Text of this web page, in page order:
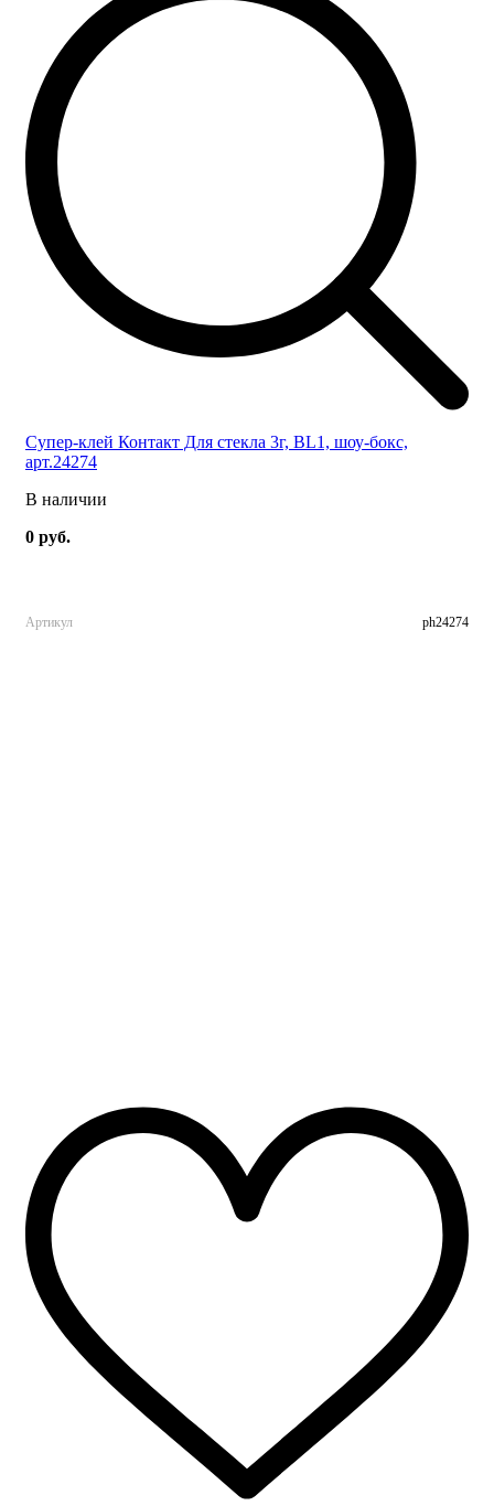
Супер-клей Контакт Для стекла 3г, BL1, шоу-бокс,
арт.24274
В наличии
0 руб.
Артикул ph24274